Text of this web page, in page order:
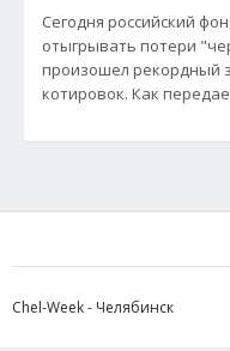
Сегодня российский
отыгрывать потери
произошел рекордный
котировок. Как
Chel-Week - Челябинск